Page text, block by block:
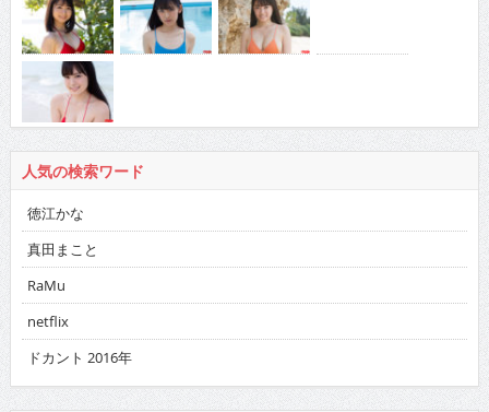
人気の検索ワード
徳江かな
真田まこと
RaMu
netflix
ドカント 2016年